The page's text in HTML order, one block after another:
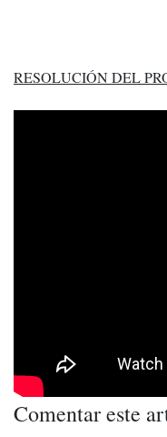
RESOLUCIÓN DEL
Comentar este